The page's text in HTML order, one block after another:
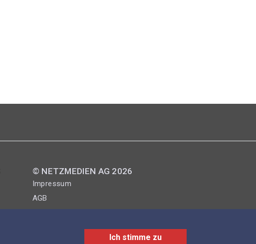
© NETZMEDIEN AG 2026
Impressum
AGB
Nutzungsbestimmungen
Ich stimme zu